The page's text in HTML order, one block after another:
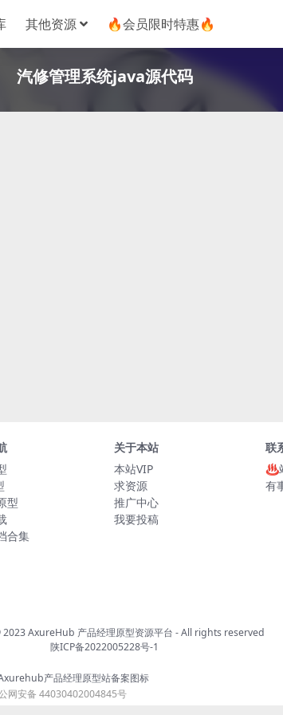
其他资源 🔥会员限时特惠🔥
汽修管理系统java源代码
型
合集
关于本站
本站VIP
求资源
推广中心
我要投稿
联
♨️
有
AxureHub 产品经理原型资源平台 - All rights reserved
陕ICP备2022005228号-1
网安备 44030402004845号